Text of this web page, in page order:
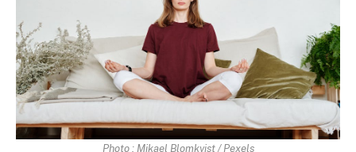
Photo : Mikael Blomkvist / Pexels